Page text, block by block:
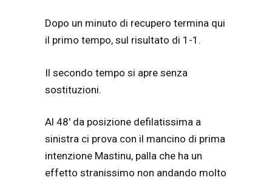
Dopo un minuto di recupero termina qui
il primo tempo, sul risultato di 1-1.
Il secondo tempo si apre senza
sostituzioni.
Al 48′ da posizione defilatissima a
sinistra ci prova con il mancino di prima
intenzione Mastinu, palla che ha un
effetto stranissimo non andando molto